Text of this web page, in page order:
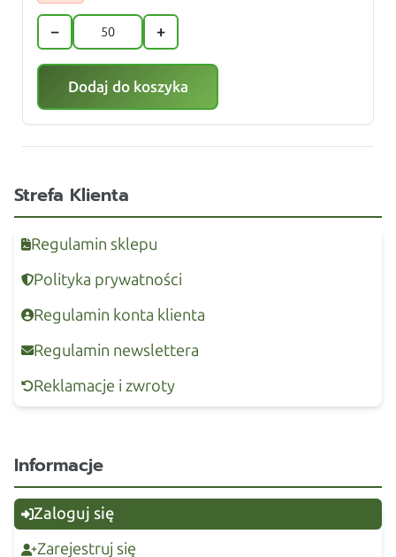
− +
Dodaj do koszyka
Strefa Klienta
Regulamin sklepu
Polityka prywatności
Regulamin konta klienta
Regulamin newslettera
Reklamacje i zwroty
Informacje
Zaloguj się
Zarejestruj się